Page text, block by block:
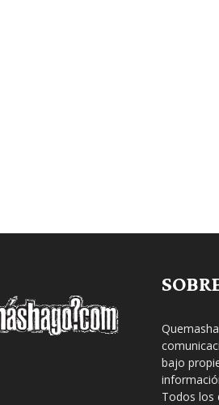
bajo
Todos los